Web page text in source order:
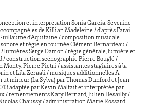
et interprétation Sonia Garcia, Séverine
de Killian Madeleine / d’après Farai
d’Aquitaine / composition musicale
et régie en tournée Clément Bernardeau /
lumières Serge Damon / régie générale, lumière et
/ construction scénographie Pierre Bouglé /
Monty, Pierre Pietri / assistantes stagiaires à la
et Lila Zeraali / musiques additionnelles A.
ut mineur (La Sylva) par Thomas Dunford et Jean
adaptée par Kevin Malfait et interprétée par
/ remerciements Katy Bernard, Julien Desailly /
Chaussy / administration Marie Rossard